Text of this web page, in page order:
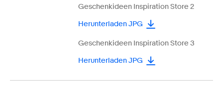
Geschenkideen Inspiration Store 2
Herunterladen JPG
Geschenkideen Inspiration Store 3
Herunterladen JPG